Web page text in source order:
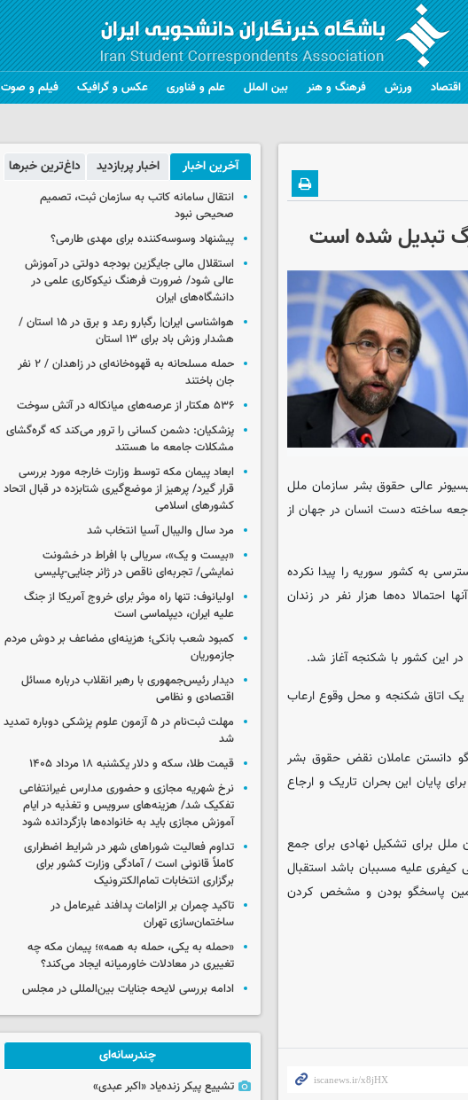
اقتصاد ورزش فرهنگ و هنر بین الملل علم و فناوری عکس و گرافیک فیلم و صوت
تبدیل شده است
عالی حقوق بشر سازمان ملل
ساخته دست انسان در جهان از
به کشور سوریه را پیدا نکرده
احتمالا ده‌ها هزار نفر در زندان
کشور با شکنجه آغاز شد.
یک اتاق شکنجه و محل وقوع ارعاب
گو دانستن عاملان نقض حقوق بشر
پایان این بحران تاریک و ارجاع
ملل برای تشکیل نهادی برای جمع
علیه مسببان باشد استقبال
پاسخگو بودن و مشخص کردن
آخرین اخبار اخبار پربازدید داغ‌ترین خبرها
انتقال سامانه کاتب به سازمان ثبت، تصمیم
صحیحی نبود
پیشنهاد وسوسه‌کننده برای مهدی طارمی؟
استقلال مالی جایگزین بودجه دولتی در آموزش
عالی شود/ ضرورت فرهنگ نیکوکاری علمی در
دانشگاه‌های ایران
هواشناسی ایران| رگبارو رعد و برق در ۱۵ استان /
هشدار وزش باد برای ۱۳ استان‌
حمله مسلحانه به قهوه‌خانه‌ای در زاهدان / ۲ نفر
جان باختند
۵۳۶ هکتار از عرصه‌های میانکاله در آتش سوخت
پزشکیان: دشمن کسانی را ترور می‌کند که گره‌گشای
مشکلات جامعه ما هستند
ابعاد پیمان مکه توسط وزارت خارجه مورد بررسی
قرار گیرد/ پرهیز از موضع‌گیری شتابزده در قبال اتحاد
کشورهای اسلامی
مرد سال والیبال آسیا انتخاب شد
«بیست و یک»، سریالی با افراط در خشونت
نمایشی/ تجربه‌ای ناقص در ژانر جنایی-پلیسی
اولیانوف: تنها راه موثر برای خروج آمریکا از جنگ
علیه ایران، دیپلماسی است
کمبود شعب بانکی؛ هزینه‌ای مضاعف بر دوش مردم
جازموریان
دیدار رئیس‌جمهوری با رهبر انقلاب درباره مسائل
اقتصادی و نظامی
مهلت ثبت‌نام در ۵ آزمون علوم پزشکی دوباره تمدید
شد
قیمت طلا، سکه و دلار یکشنبه ۱۸ مرداد ۱۴۰۵
نرخ شهریه مجازی و حضوری مدارس غیرانتفاعی
تفکیک شد/ هزینه‌های سرویس و تغذیه در ایام
آموزش مجازی باید به خانواده‌ها بازگردانده شود
تداوم فعالیت شوراهای شهر در شرایط اضطراری
کاملاً قانونی است / آمادگی وزارت کشور برای
برگزاری انتخابات تمام‌الکترونیک
تاکید چمران بر الزامات پدافند غیرعامل در
ساختمان‌سازی تهران
«حمله به یکی، حمله به همه»؛ پیمان مکه چه
تغییری در معادلات خاورمیانه ایجاد می‌کند؟
ادامه بررسی لایحه جنایات بین‌المللی در مجلس
چندرسانه‌ای
تشییع پیکر زنده‌یاد «اکبر عبدی»